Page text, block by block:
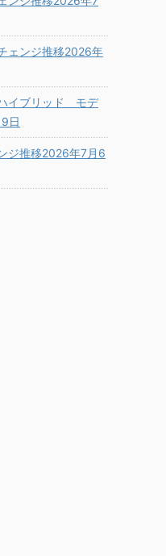
ェンジ推移2026年
イブリッド モデ
日
ジ推移2026年7月6